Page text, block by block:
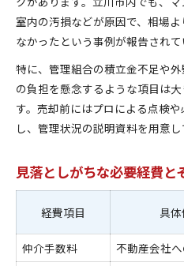
室内の汚損などが原因で、相場
なかったという事例が報告されて
特に、管理組合の積立金不足や
の負担を懸念するような項目は
す。売却前にはプロによる点検
し、管理状況の説明資料を用意
見落としがちな必要経費と
経費項目 具体
仲介手数料
不動産会社